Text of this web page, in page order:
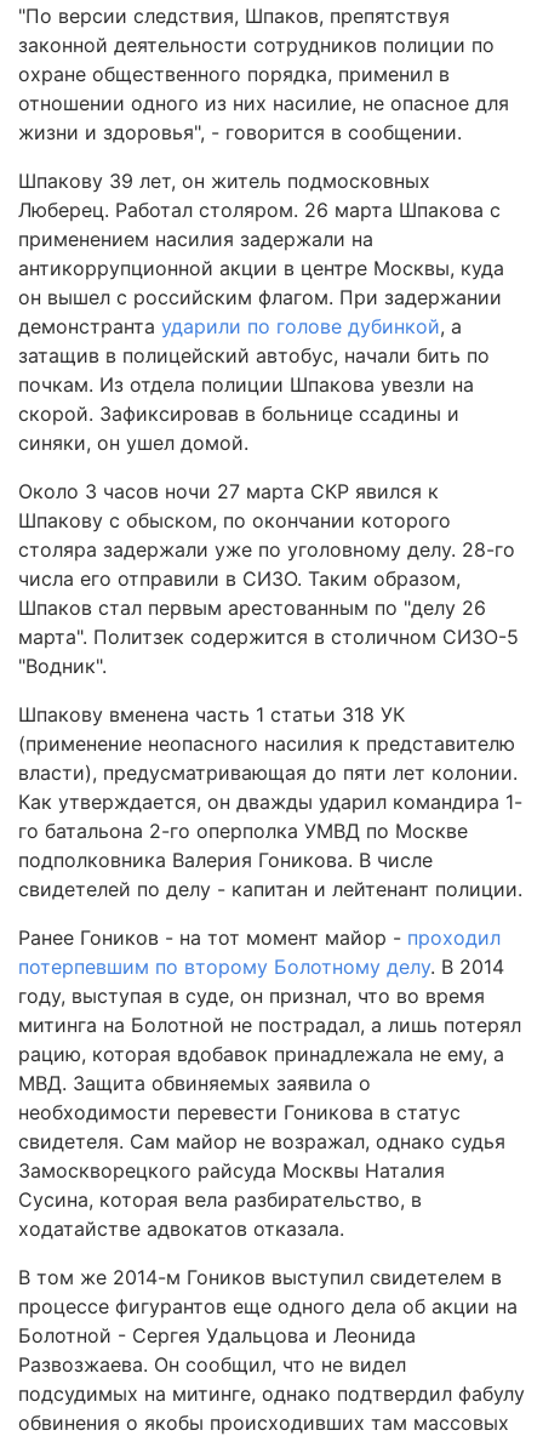
"По версии следствия, Шпаков, препятствуя
законной деятельности сотрудников полиции по
охране общественного порядка, применил в
отношении одного из них насилие, не опасное для
жизни и здоровья", - говорится в сообщении.
Шпакову 39 лет, он житель подмосковных
Люберец. Работал столяром. 26 марта Шпакова с
применением насилия задержали на
антикоррупционной акции в центре Москвы, куда
он вышел с российским флагом. При задержании
демонстранта ударили по голове дубинкой, а
затащив в полицейский автобус, начали бить по
почкам. Из отдела полиции Шпакова увезли на
скорой. Зафиксировав в больнице ссадины и
синяки, он ушел домой.
Около 3 часов ночи 27 марта СКР явился к
Шпакову с обыском, по окончании которого
столяра задержали уже по уголовному делу. 28-го
числа его отправили в СИЗО. Таким образом,
Шпаков стал первым арестованным по "делу 26
марта". Политзек содержится в столичном СИЗО-5
"Водник".
Шпакову вменена часть 1 статьи 318 УК
(применение неопасного насилия к представителю
власти), предусматривающая до пяти лет колонии.
Как утверждается, он дважды ударил командира 1-
го батальона 2-го оперполка УМВД по Москве
подполковника Валерия Гоникова. В числе
свидетелей по делу - капитан и лейтенант полиции.
Ранее Гоников - на тот момент майор - проходил
потерпевшим по второму Болотному делу. В 2014
году, выступая в суде, он признал, что во время
митинга на Болотной не пострадал, а лишь потерял
рацию, которая вдобавок принадлежала не ему, а
МВД. Защита обвиняемых заявила о
необходимости перевести Гоникова в статус
свидетеля. Сам майор не возражал, однако судья
Замоскворецкого райсуда Москвы Наталия
Сусина, которая вела разбирательство, в
ходатайстве адвокатов отказала.
В том же 2014-м Гоников выступил свидетелем в
процессе фигурантов еще одного дела об акции на
Болотной - Сергея Удальцова и Леонида
Развозжаева. Он сообщил, что не видел
подсудимых на митинге, однако подтвердил фабулу
обвинения о якобы происходивших там массовых